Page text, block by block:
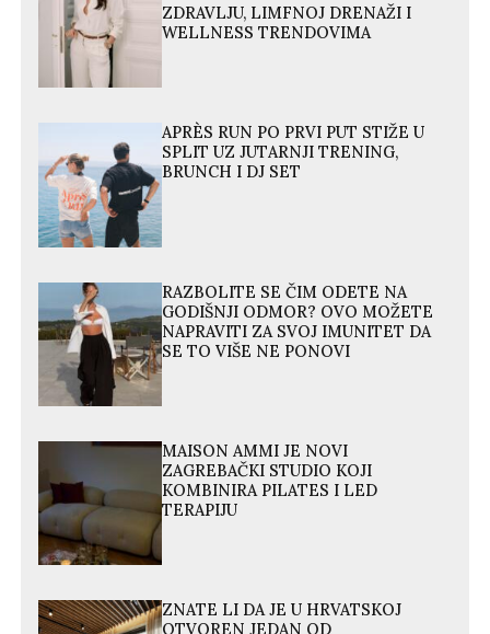
ZDRAVLJU, LIMFNOJ DRENAŽI I
WELLNESS TRENDOVIMA
APRÈS RUN PO PRVI PUT STIŽE U
SPLIT UZ JUTARNJI TRENING,
BRUNCH I DJ SET
RAZBOLITE SE ČIM ODETE NA
GODIŠNJI ODMOR? OVO MOŽETE
NAPRAVITI ZA SVOJ IMUNITET DA
SE TO VIŠE NE PONOVI
MAISON AMMI JE NOVI
ZAGREBAČKI STUDIO KOJI
KOMBINIRA PILATES I LED
TERAPIJU
ZNATE LI DA JE U HRVATSKOJ
OTVOREN JEDAN OD